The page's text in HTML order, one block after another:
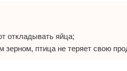
откладывать яйца;
птица не теряет свою